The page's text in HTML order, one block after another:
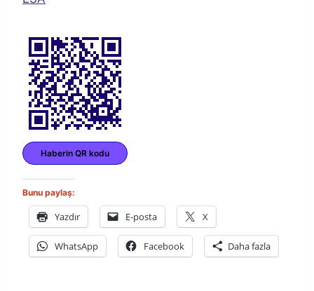
Haberin QR kodu
Bunu paylaş:
Yazdır E-posta X
WhatsApp Facebook Daha fazla